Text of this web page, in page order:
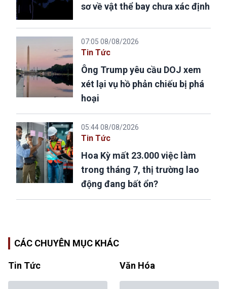
sơ về vật thể bay chưa xác định
07:05 08/08/2026
Tin Tức
Ông Trump yêu cầu DOJ xem
xét lại vụ hồ phản chiếu bị phá
hoại
05:44 08/08/2026
Tin Tức
Hoa Kỳ mất 23.000 việc làm
trong tháng 7, thị trường lao
động đang bất ổn?
CÁC CHUYÊN MỤC KHÁC
Tin Tức Văn Hóa